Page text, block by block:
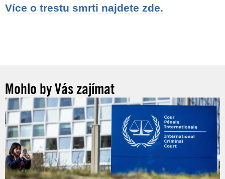
Více o trestu smrti najdete zde.
Mohlo by Vás zajímat